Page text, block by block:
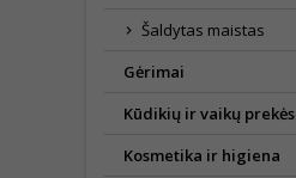
Šaldytas maistas
Gėrimai
Kūdikių ir vaikų prekės
Kosmetika ir higiena